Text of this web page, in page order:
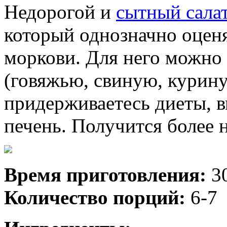
Недорогой и сытный
который однозначно
моркови. Для него можно
(говяжью, свиную,
придерживаетесь диеты,
печень. Получится более
Время приготовления:
Количество порций: 6-7